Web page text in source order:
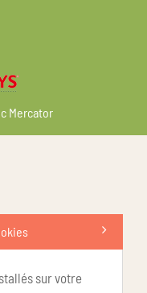
Mercator
sur votre